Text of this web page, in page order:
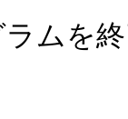
ムを